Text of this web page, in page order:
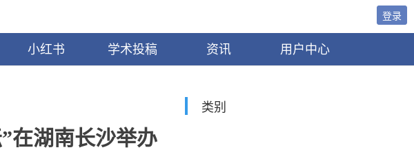
登录
小红书 学术投稿 资讯 用户中心
在湖南长沙举办
类别